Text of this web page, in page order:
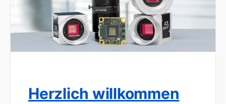
Herzlich willkommen